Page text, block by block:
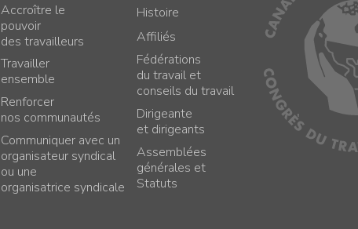
Accroître le
pouvoir
des travailleurs
Travailler
ensemble
Renforcer
nos communautés
Communiquer avec un
organisateur syndical
ou une
organisatrice syndicale
Histoire
Affiliés
Fédérations
du travail et
conseils du travail
Dirigeante
et dirigeants
Assemblées
générales et
Statuts